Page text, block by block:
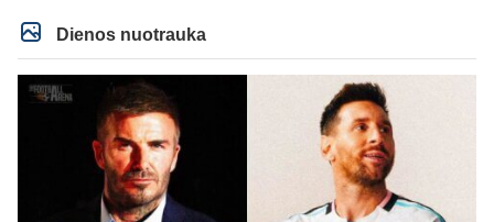
milzinisko klubo vertes suoli siemet. Be to, tie 200 pamineti cia yra visiskai
on-point, jeigu jau musu mylimas D. prasneko apie klubo vertes kelima, arba
CR atveju - numusima.
Dienos nuotrauka